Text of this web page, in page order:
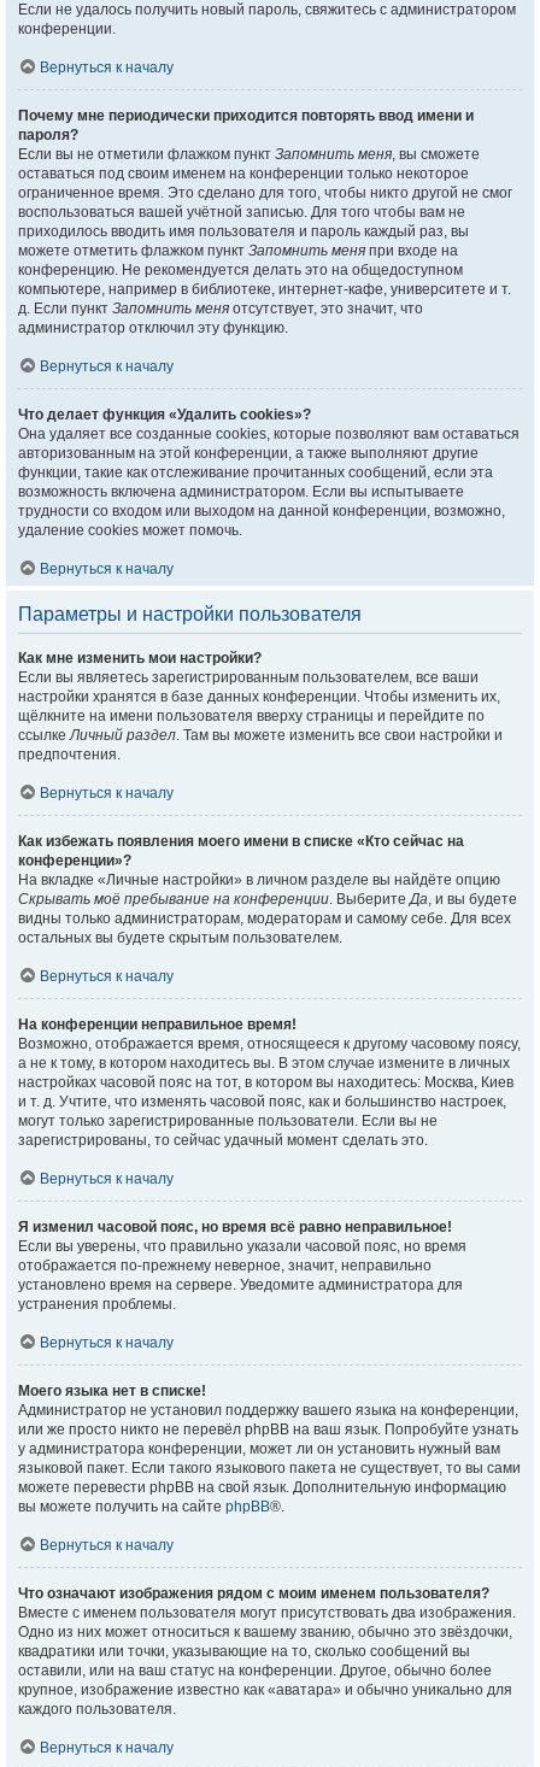
Если не удалось получить новый пароль, свяжитесь с администратором
конференции.
Вернуться к началу
Почему мне периодически приходится повторять ввод имени и
пароля?
Если вы не отметили флажком пункт Запомнить меня, вы сможете
оставаться под своим именем на конференции только некоторое
ограниченное время. Это сделано для того, чтобы никто другой не смог
воспользоваться вашей учётной записью. Для того чтобы вам не
приходилось вводить имя пользователя и пароль каждый раз, вы
можете отметить флажком пункт Запомнить меня при входе на
конференцию. Не рекомендуется делать это на общедоступном
компьютере, например в библиотеке, интернет-кафе, университете и т.
д. Если пункт Запомнить меня отсутствует, это значит, что
администратор отключил эту функцию.
Вернуться к началу
Что делает функция «Удалить cookies»?
Она удаляет все созданные cookies, которые позволяют вам оставаться
авторизованным на этой конференции, а также выполняют другие
функции, такие как отслеживание прочитанных сообщений, если эта
возможность включена администратором. Если вы испытываете
трудности со входом или выходом на данной конференции, возможно,
удаление cookies может помочь.
Вернуться к началу
Параметры и настройки пользователя
Как мне изменить мои настройки?
Если вы являетесь зарегистрированным пользователем, все ваши
настройки хранятся в базе данных конференции. Чтобы изменить их,
щёлкните на имени пользователя вверху страницы и перейдите по
ссылкеЛичный раздел. Там вы можете изменить все свои настройки и
предпочтения.
Вернуться к началу
Как избежать появления моего имени в списке «Кто сейчас на
конференции»?
На вкладке «Личные настройки» в личном разделе вы найдёте опцию
Скрывать моё пребывание на конференции. ВыберитеДа, и вы будете
видны только администраторам, модераторам и самому себе. Для всех
остальных вы будете скрытым пользователем.
Вернуться к началу
На конференции неправильное время!
Возможно, отображается время, относящееся к другому часовому поясу,
а не к тому, в котором находитесь вы. В этом случае измените в личных
настройках часовой пояс на тот, в котором вы находитесь: Москва, Киев
и т. д. Учтите, что изменять часовой пояс, как и большинство настроек,
могут только зарегистрированные пользователи. Если вы не
зарегистрированы, то сейчас удачный момент сделать это.
Вернуться к началу
Я изменил часовой пояс, но время всё равно неправильное!
Если вы уверены, что правильно указали часовой пояс, но время
отображается по-прежнему неверное, значит, неправильно
установлено время на сервере. Уведомите администратора для
устранения проблемы.
Вернуться к началу
Моего языка нет в списке!
Администратор не установил поддержку вашего языка на конференции,
или же просто никто не перевёл phpBB на ваш язык. Попробуйте узнать
у администратора конференции, может ли он установить нужный вам
языковой пакет. Если такого языкового пакета не существует, то вы сами
можете перевести phpBB на свой язык. Дополнительную информацию
вы можете получить на сайте phpBB®.
Вернуться к началу
Что означают изображения рядом с моим именем пользователя?
Вместе с именем пользователя могут присутствовать два изображения.
Одно из них может относиться к вашему званию, обычно это звёздочки,
квадратики или точки, указывающие на то, сколько сообщений вы
оставили, или на ваш статус на конференции. Другое, обычно более
крупное, изображение известно как «аватара» и обычно уникально для
каждого пользователя.
Вернуться к началу